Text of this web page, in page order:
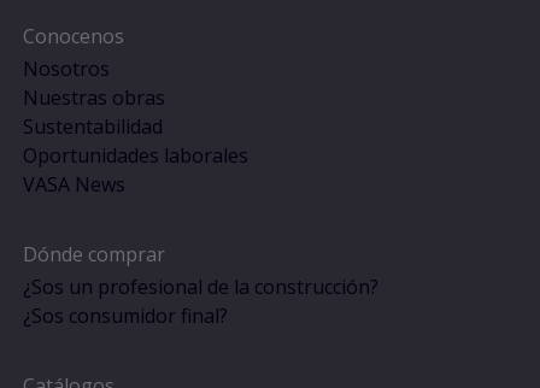
Conocenos
Nosotros
Nuestras obras
Sustentabilidad
Oportunidades laborales
VASA News
Dónde comprar
¿Sos un profesional de la construcción?
¿Sos consumidor final?